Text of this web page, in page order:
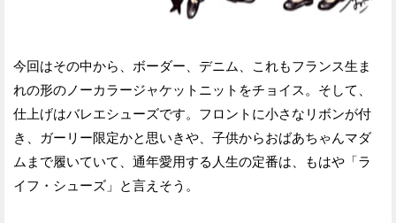
今回はその中から、ボーダー、デニム、これもフランス生ま
れの形のノーカラージャケットニットをチョイス。そして、
仕上げはバレエシューズです。フロントに小さなリボンが付
き、ガーリー限定かと思いきや、子供からおばあちゃんマダ
ムまで履いていて、通年愛用する人生の定番は、もはや「ラ
イフ・シューズ」と言えそう。